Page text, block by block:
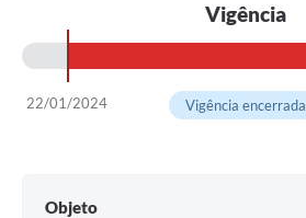
Vigência
22/01/2024 Vigência encerrada
Objeto